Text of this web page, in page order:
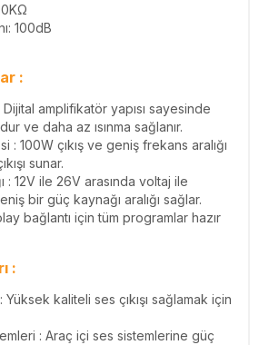
100dB
:
amplifikatör yapısı sayesinde
ve daha az ısınma sağlanır.
: 100W çıkış ve geniş frekans aralığı
sunar.
: 12V ile 26V arasında voltaj ile
bir güç kaynağı aralığı sağlar.
bağlantı için tüm programlar hazır
:
kaliteli ses çıkışı sağlamak için
: Araç içi ses sistemlerine güç